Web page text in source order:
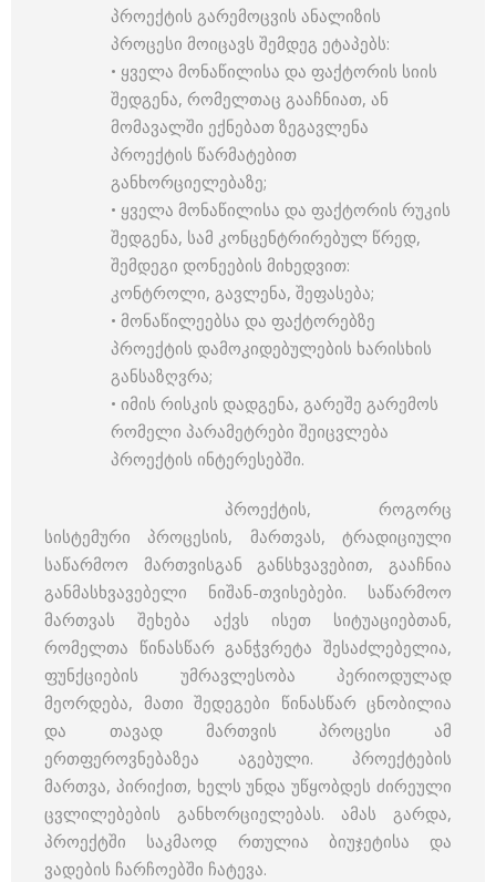
პროექტის გარემოცვის ანალიზის
პროცესი მოიცავს შემდეგ ეტაპებს:
• ყველა მონაწილისა და ფაქტორის სიის
შედგენა, რომელთაც გააჩნიათ, ან
მომავალში ექნებათ ზეგავლენა
პროექტის წარმატებით
განხორციელებაზე;
• ყველა მონაწილისა და ფაქტორის რუკის
შედგენა, სამ კონცენტრირებულ წრედ,
შემდეგი დონეების მიხედვით:
კონტროლი, გავლენა, შეფასება;
• მონაწილეებსა და ფაქტორებზე
პროექტის დამოკიდებულების ხარისხის
განსაზღვრა;
• იმის რისკის დადგენა, გარეშე გარემოს
რომელი პარამეტრები შეიცვლება
პროექტის ინტერესებში.
პროექტის, როგორც
სისტემური პროცესის, მართვას, ტრადიციული
საწარმოო მართვისგან განსხვავებით, გააჩნია
განმასხვავებელი ნიშან-თვისებები. საწარმოო
მართვას შეხება აქვს ისეთ სიტუაციებთან,
რომელთა წინასწარ განჭვრეტა შესაძლებელია,
ფუნქციების უმრავლესობა პერიოდულად
მეორდება, მათი შედეგები წინასწარ ცნობილია
და თავად მართვის პროცესი ამ
ერთფეროვნებაზეა აგებული. პროექტების
მართვა, პირიქით, ხელს უნდა უწყობდეს ძირეული
ცვლილებების განხორციელებას. ამას გარდა,
პროექტში საკმაოდ რთულია ბიუჯეტისა და
ვადების ჩარჩოებში ჩატევა.